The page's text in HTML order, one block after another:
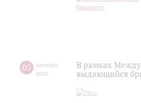
05 октября
2019
В рамках
выдающийся